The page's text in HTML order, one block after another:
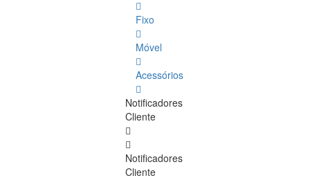
Fixo
Móvel
Acessórios
Notificadores
Cliente
Notificadores
Cliente